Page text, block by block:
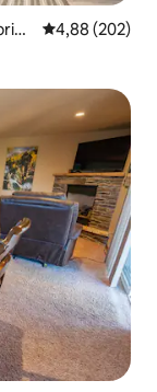
Évaluation
4,88 (202)